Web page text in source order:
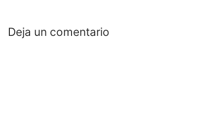
Deja un comentario